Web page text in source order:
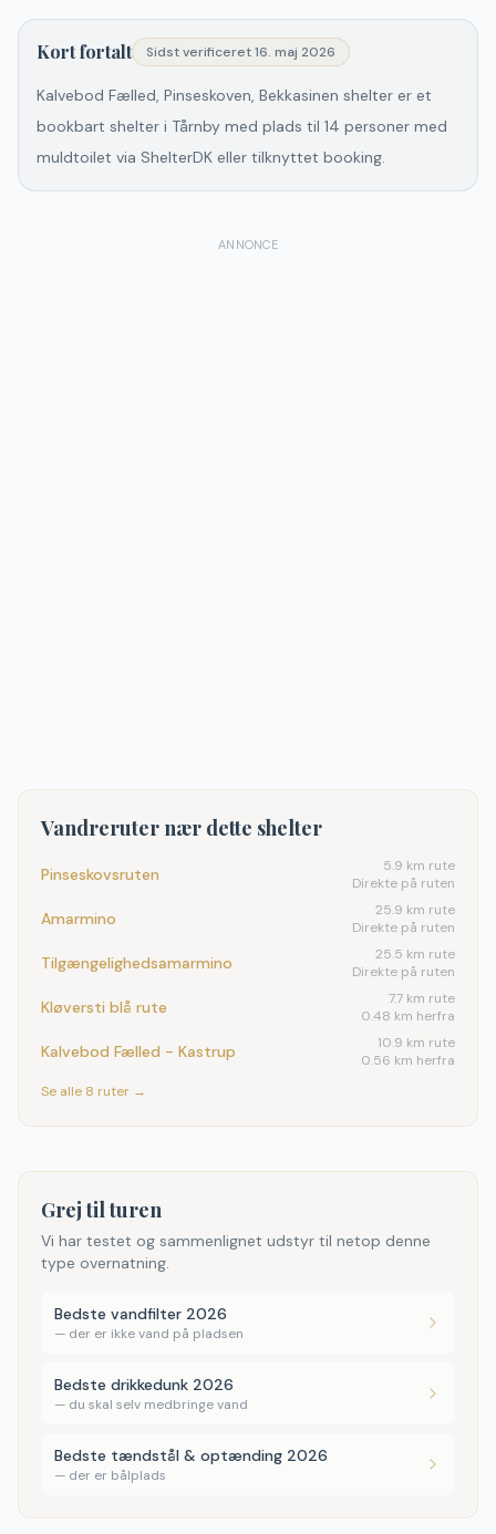
Kort fortalt Sidst verificeret16. maj 2026
Kalvebod Fælled, Pinseskoven, Bekkasinen shelter er et
bookbart shelter i Tårnby med plads til 14 personer med
muldtoilet via ShelterDK eller tilknyttet booking.
ANNONCE
Vandreruter nær dette shelter
Pinseskovsruten 5.9 km rute
Direkte på ruten
Amarmino 25.9 km rute
Direkte på ruten
Tilgængelighedsamarmino 25.5 km rute
Direkte på ruten
Kløversti blå rute 7.7 km rute
0.48 km herfra
Kalvebod Fælled - Kastrup 10.9 km rute
0.56 km herfra
Se alle 8 ruter →
Grej til turen
Vi har testet og sammenlignet udstyr til netop denne
type overnatning.
Bedste vandfilter 2026
— der er ikke vand på pladsen
Bedste drikkedunk 2026
— du skal selv medbringe vand
Bedste tændstål & optænding 2026
— der er bålplads